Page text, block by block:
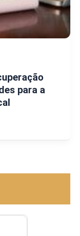
para a